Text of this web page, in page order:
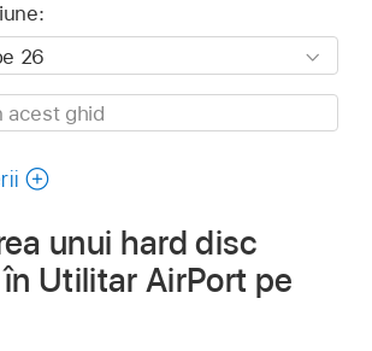
unui hard disc
Utilitar AirPort pe